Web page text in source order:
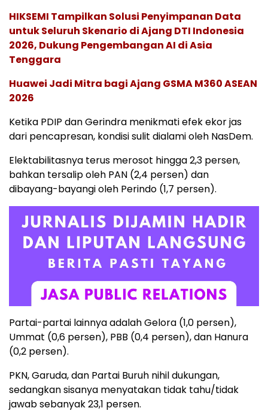
HIKSEMI Tampilkan Solusi Penyimpanan Data
untuk Seluruh Skenario di Ajang DTI Indonesia
2026, Dukung Pengembangan AI di Asia
Tenggara
Huawei Jadi Mitra bagi Ajang GSMA M360 ASEAN
2026
Ketika PDIP dan Gerindra menikmati efek ekor jas
dari pencapresan, kondisi sulit dialami oleh NasDem.
Elektabilitasnya terus merosot hingga 2,3 persen,
bahkan tersalip oleh PAN (2,4 persen) dan
dibayang-bayangi oleh Perindo (1,7 persen).
Partai-partai lainnya adalah Gelora (1,0 persen),
Ummat (0,6 persen), PBB (0,4 persen), dan Hanura
(0,2 persen).
PKN, Garuda, dan Partai Buruh nihil dukungan,
sedangkan sisanya menyatakan tidak tahu/tidak
jawab sebanyak 23,1 persen.